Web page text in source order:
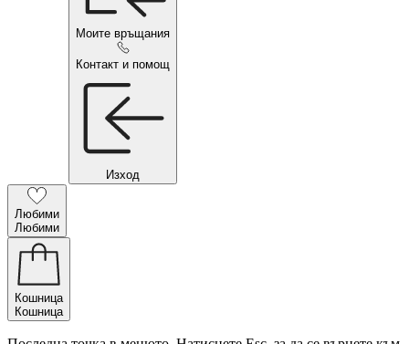
Моите връщания
Контакт и помощ
Изход
Любими
Любими
Кошница
Кошница